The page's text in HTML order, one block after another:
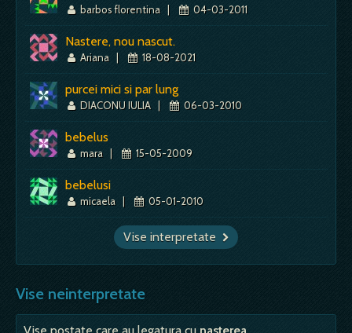
barbos florentina | 04-03-2011
Nastere, nou nascut.
Ariana | 18-08-2021
purcei mici si par lung
DIACONU IULIA | 06-03-2010
bebelus
mara | 15-05-2009
bebelusi
micaela | 05-01-2010
Vise interpretate
Vise neinterpretate